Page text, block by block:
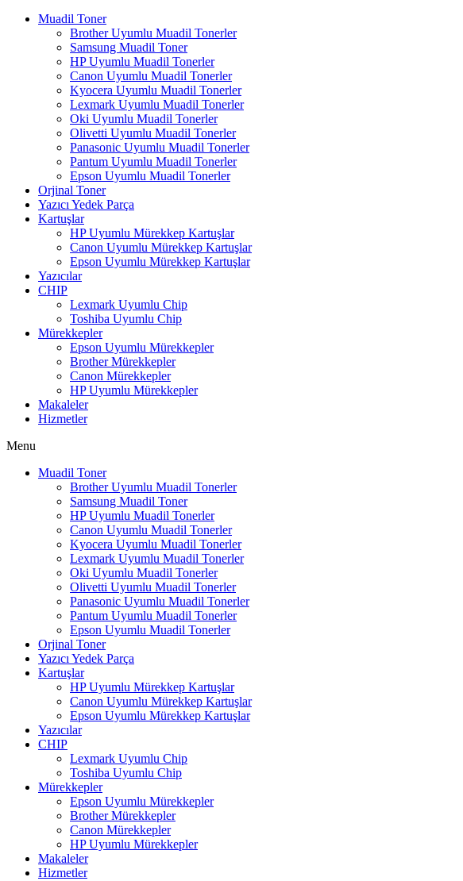
Muadil Toner
Brother Uyumlu Muadil Tonerler
Samsung Muadil Toner
HP Uyumlu Muadil Tonerler
Canon Uyumlu Muadil Tonerler
Kyocera Uyumlu Muadil Tonerler
Lexmark Uyumlu Muadil Tonerler
Oki Uyumlu Muadil Tonerler
Olivetti Uyumlu Muadil Tonerler
Panasonic Uyumlu Muadil Tonerler
Pantum Uyumlu Muadil Tonerler
Epson Uyumlu Muadil Tonerler
Orjinal Toner
Yazıcı Yedek Parça
Kartuşlar
HP Uyumlu Mürekkep Kartuşlar
Canon Uyumlu Mürekkep Kartuşlar
Epson Uyumlu Mürekkep Kartuşlar
Yazıcılar
CHIP
Lexmark Uyumlu Chip
Toshiba Uyumlu Chip
Mürekkepler
Epson Uyumlu Mürekkepler
Brother Mürekkepler
Canon Mürekkepler
HP Uyumlu Mürekkepler
Makaleler
Hizmetler
Menu
Muadil Toner
Brother Uyumlu Muadil Tonerler
Samsung Muadil Toner
HP Uyumlu Muadil Tonerler
Canon Uyumlu Muadil Tonerler
Kyocera Uyumlu Muadil Tonerler
Lexmark Uyumlu Muadil Tonerler
Oki Uyumlu Muadil Tonerler
Olivetti Uyumlu Muadil Tonerler
Panasonic Uyumlu Muadil Tonerler
Pantum Uyumlu Muadil Tonerler
Epson Uyumlu Muadil Tonerler
Orjinal Toner
Yazıcı Yedek Parça
Kartuşlar
HP Uyumlu Mürekkep Kartuşlar
Canon Uyumlu Mürekkep Kartuşlar
Epson Uyumlu Mürekkep Kartuşlar
Yazıcılar
CHIP
Lexmark Uyumlu Chip
Toshiba Uyumlu Chip
Mürekkepler
Epson Uyumlu Mürekkepler
Brother Mürekkepler
Canon Mürekkepler
HP Uyumlu Mürekkepler
Makaleler
Hizmetler